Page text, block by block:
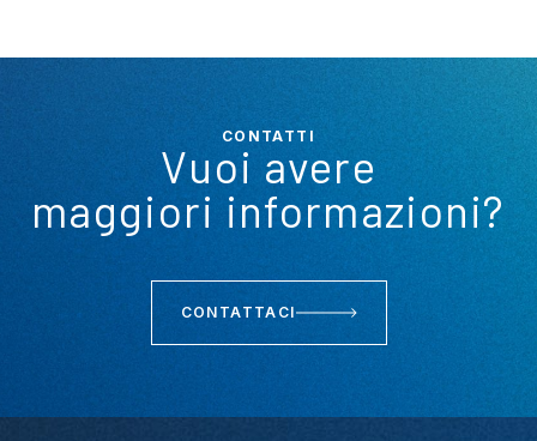
CONTATTI
Vuoi avere
maggiori informazioni?
CONTATTACI